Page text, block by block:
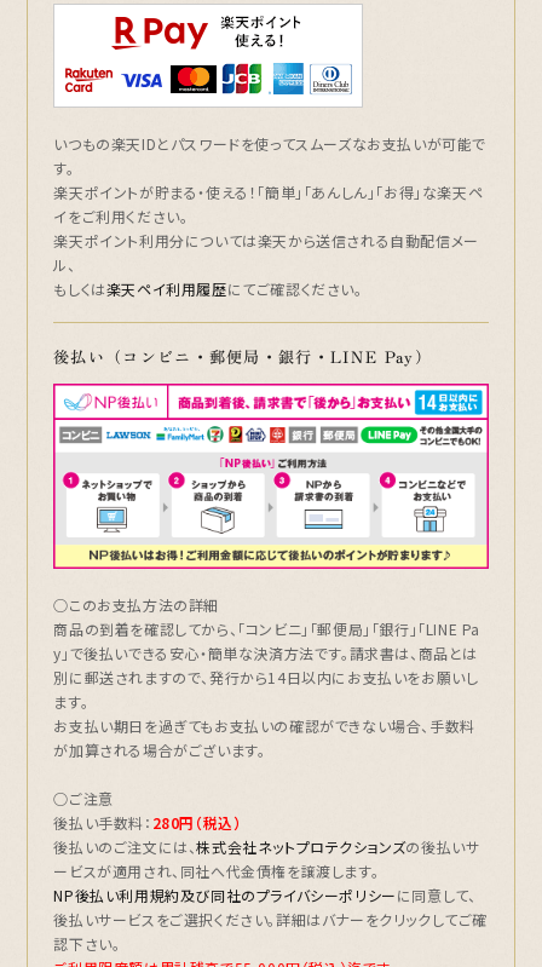
いつもの楽天IDとパスワードを使ってスムーズなお支払いが可能で
す。
楽天ポイントが貯まる・使える！「簡単」「あんしん」「お得」な楽天ペ
イをご利用ください。
楽天ポイント利用分については楽天から送信される自動配信メー
ル、
もしくは楽天ペイ利用履歴にてご確認ください。
後払い（コンビニ・郵便局・銀行・LINE Pay）
○このお支払方法の詳細
商品の到着を確認してから、「コンビニ」「郵便局」「銀行」「LINE Pa
y」で後払いできる安心・簡単な決済方法です。請求書は、 商品とは
別に郵送されますので、発行から14日以内にお支払いをお願いし
ます。
お支払い期日を過ぎてもお支払いの確認ができない場合、手数料
が加算される場合がございます。
○ご注意
後払い手数料： 280円（税込）
後払いのご注文には、株式会社ネットプロテクションズの後払いサ
ービスが適用され、同社へ代金債権を譲渡します。
NP後払い利用規約及び同社のプライバシーポリシーに同意して、
後払いサービスをご選択ください。詳細はバナーをクリックしてご確
認下さい。